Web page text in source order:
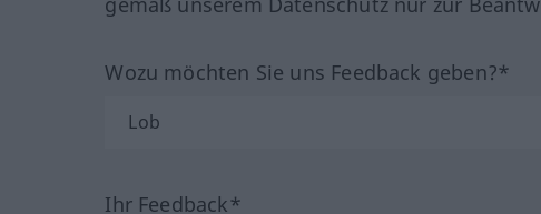
Wozu möchten Sie uns Feedback geben?*
Ihr Feedback*